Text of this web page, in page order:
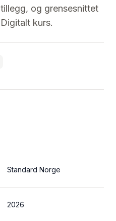
og grensesnittet
kurs.
Standard Norge
2026